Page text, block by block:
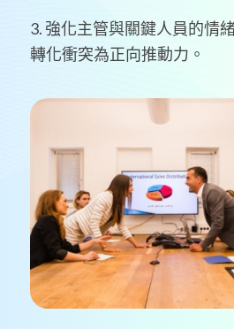
3. 強化主管與關鍵人員的情
轉化衝突為正向推動力。